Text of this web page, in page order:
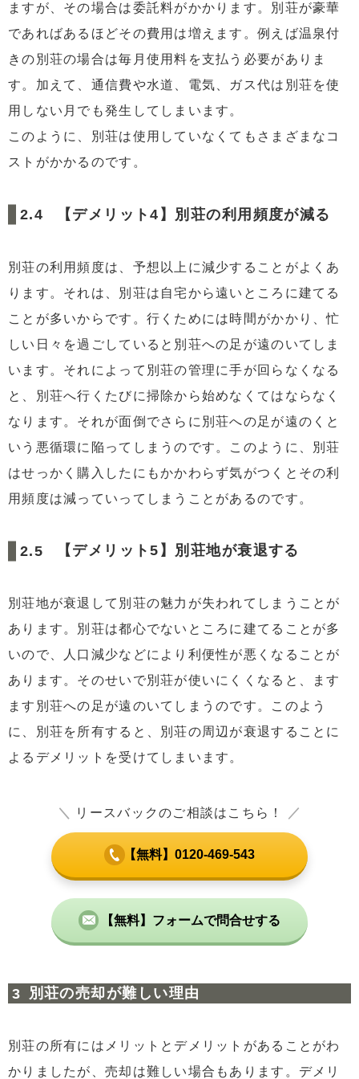
ますが、その場合は委託料がかかります。別荘が豪華
であればあるほどその費用は増えます。例えば温泉付
きの別荘の場合は毎月使用料を支払う必要がありま
す。加えて、通信費や水道、電気、ガス代は別荘を使
用しない月でも発生してしまいます。
このように、別荘は使用していなくてもさまざまなコ
ストがかかるのです。
【デメリット4】別荘の利用頻度が減る
別荘の利用頻度は、予想以上に減少することがよくあ
ります。それは、別荘は自宅から遠いところに建てる
ことが多いからです。行くためには時間がかかり、忙
しい日々を過ごしていると別荘への足が遠のいてしま
います。それによって別荘の管理に手が回らなくなる
と、別荘へ行くたびに掃除から始めなくてはならなく
なります。それが面倒でさらに別荘への足が遠のくと
いう悪循環に陥ってしまうのです。このように、別荘
はせっかく購入したにもかかわらず気がつくとその利
用頻度は減っていってしまうことがあるのです。
【デメリット5】別荘地が衰退する
別荘地が衰退して別荘の魅力が失われてしまうことが
あります。別荘は都心でないところに建てることが多
いので、人口減少などにより利便性が悪くなることが
あります。そのせいで別荘が使いにくくなると、ます
ます別荘への足が遠のいてしまうのです。このよう
に、別荘を所有すると、別荘の周辺が衰退することに
よるデメリットを受けてしまいます。
＼ リースバックのご相談はこちら！ ／
【無料】0120-469-543
【無料】フォームで問合せする
別荘の売却が難しい理由
別荘の所有にはメリットとデメリットがあることがわ
かりましたが、売却は難しい場合もあります。デメリ